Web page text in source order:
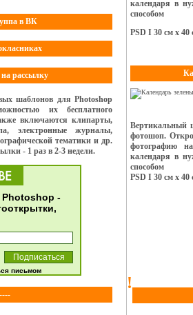
в ВК
рассылку
шаблонов для Photoshop
их бесплатного
включаются клипарты,
электронные журналы,
тематики и др.
- 1 раз в 2-3 недели.
-
письмом
календаря в
способом
PSD I 30 см х
Вертикальный
фотошоп.
фотографию
календаря в
способом
PSD I 30 см х
!